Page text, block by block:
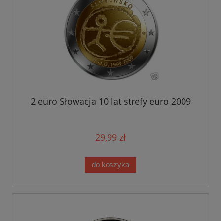
2 euro Słowacja 10 lat strefy euro 2009
29,99 zł
do koszyka